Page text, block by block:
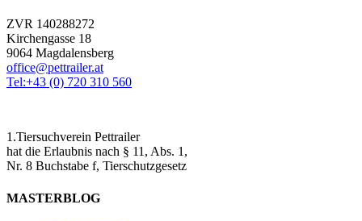
ZVR 140288272
Kirchengasse 18
9064 Magdalensberg
office@pettrailer.at
Tel:+43 (0) 720 310 560
1.Tiersuchverein Pettrailer
hat die Erlaubnis nach § 11, Abs. 1,
Nr. 8 Buchstabe f, Tierschutzgesetz
MASTERBLOG